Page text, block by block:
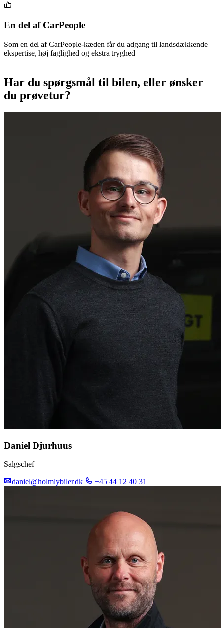
En del af CarPeople
Som en del af CarPeople-kæden får du adgang til landsdækkende
ekspertise, høj faglighed og ekstra tryghed
Har du spørgsmål til bilen, eller ønsker
du prøvetur?
Daniel Djurhuus
Salgschef
daniel@holmlybiler.dk +45 44 12 40 31